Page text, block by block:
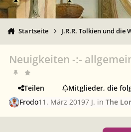
Startseite J.R.R. Tolkien und die
Neuigkeiten -:-
Teilen
Mitglieder, die
Frodo11. März 20197 J. inThe